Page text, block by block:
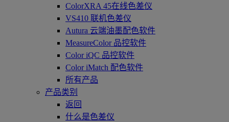
ColorXRA 45在线色差仪
VS410 联机色差仪
Autura 云端油墨配色软件
MeasureColor 品控软件
Color iQC 品控软件
Color iMatch 配色软件
所有产品
产品类别
返回
什么是色差仪